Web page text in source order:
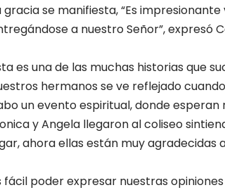
gracia se manifiesta, “Es
a nuestro Señor”, expresó
es una de las muchas historias que
hermanos se ve reflejado
un evento espiritual, donde esperan
y Angela llegaron al coliseo
ahora ellas están muy agradecidas
fácil poder expresar nuestras